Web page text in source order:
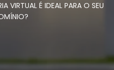
VIRTUAL É IDEAL PARA O SEU